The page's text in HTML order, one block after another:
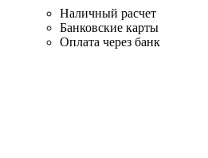
Наличный расчет
Банковские карты
Оплата через банк